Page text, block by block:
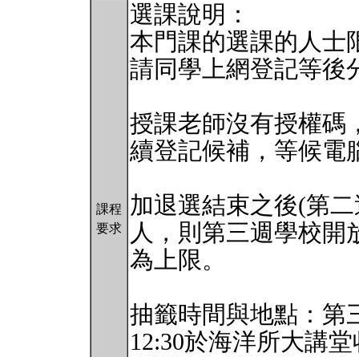
課程
要求
選課說明：
本門課的選課的人士
請同學上網登記等後
授課老師沒有授權碼
續登記候補，等候電
加退選結束之後(第
人，則第三週學校開
為上限。
抽籤時間與地點：第
12:30於海洋所大講